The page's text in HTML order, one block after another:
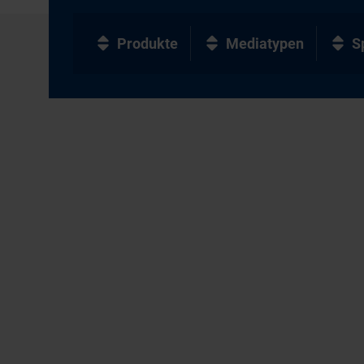
Produkte Mediatypen